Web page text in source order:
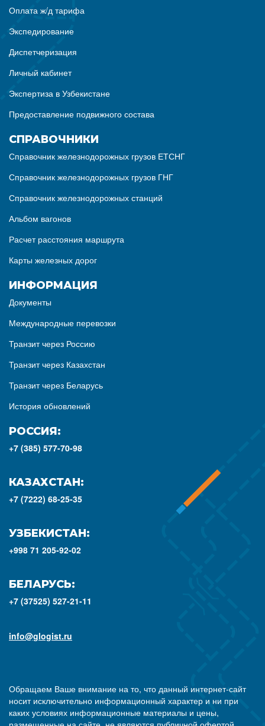
Оплата ж/д тарифа
Экспедирование
Диспетчеризация
Личный кабинет
Экспертиза в Узбекистане
Предоставление подвижного состава
СПРАВОЧНИКИ
Справочник железнодорожных грузов ЕТСНГ
Справочник железнодорожных грузов ГНГ
Справочник железнодорожных станций
Альбом вагонов
Расчет расстояния маршрута
Карты железных дорог
ИНФОРМАЦИЯ
Документы
Международные перевозки
Транзит через Россию
Транзит через Казахстан
Транзит через Беларусь
История обновлений
РОССИЯ:
+7 (385) 577-70-98
КАЗАХСТАН:
+7 (7222) 68-25-35
УЗБЕКИСТАН:
+998 71 205-92-02
БЕЛАРУСЬ:
+7 (37525) 527-21-11
info@glogist.ru
Обращаем Ваше внимание на то, что данный интернет-сайт
носит исключительно информационный характер и ни при
каких условиях информационные материалы и цены,